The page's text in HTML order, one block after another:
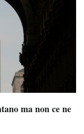
ma non ce ne